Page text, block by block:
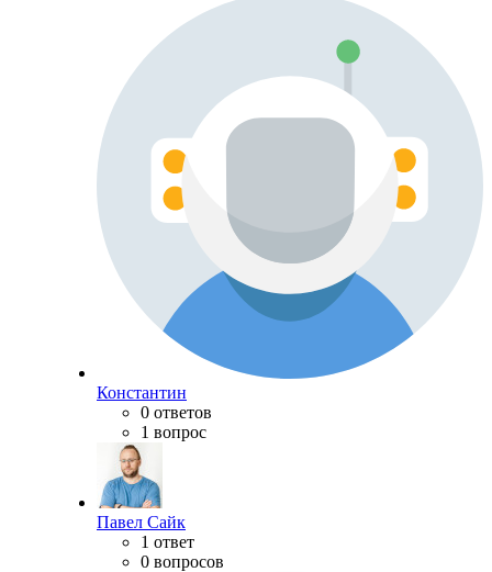
Константин
0 ответов
1 вопрос
Павел Сайк
1 ответ
0 вопросов